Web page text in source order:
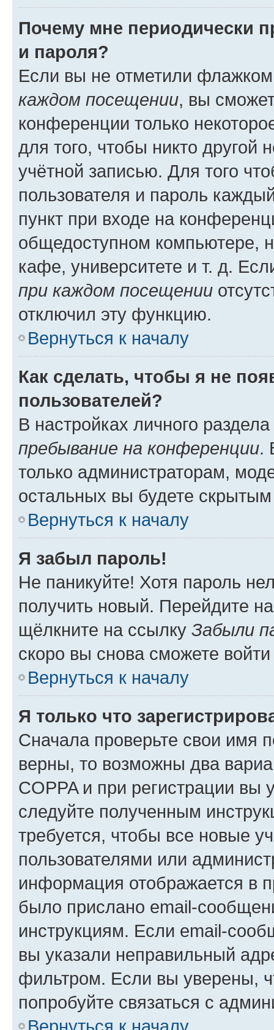
Почему мне периодически
и пароля?
Если вы не отметили
каждом посещении, вы
конференции только
для того, чтобы никто другой
учётной записью. Для того
пользователя и пароль
пункт при входе на
общедоступном компьютере,
кафе, университете и т. д.
при каждом посещении
отключил эту функцию.
Вернуться к началу
Как сделать, чтобы я не
пользователей?
В настройках личного
пребывание на конференции.
только администраторам,
остальных вы будете
Вернуться к началу
Я забыл пароль!
Не паникуйте! Хотя пароль
получить новый. Перейдите
щёлкните на ссылку Забыли
скоро вы снова сможете
Вернуться к началу
Я только что
Сначала проверьте свои имя
верны, то возможны два
COPPA и при регистрации вы
следуйте полученным
требуется, чтобы все новые
пользователями или
информация отображается в
было прислано email-
инструкциям. Если email-
вы указали неправильный
фильтром. Если вы уверены,
попробуйте связаться с
Вернуться к началу